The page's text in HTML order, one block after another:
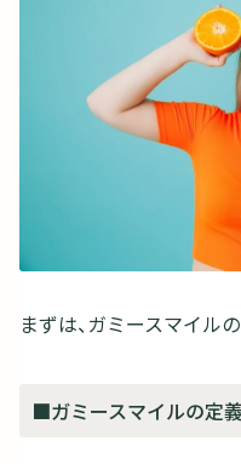
まずは、ガミースマイル
■ガミースマイルの定